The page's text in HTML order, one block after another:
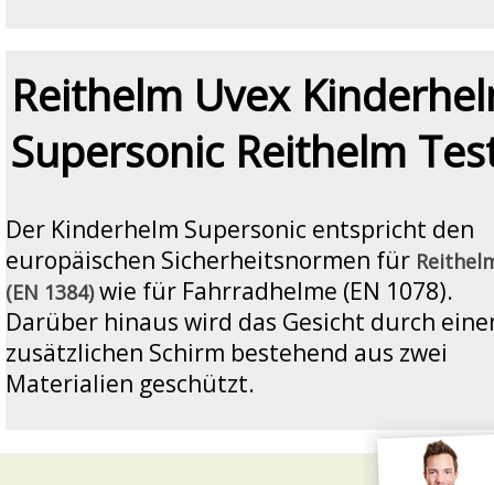
Reithelm Uvex
Supersonic Reithelm
Der Kinderhelm Supersonic entspricht den
europäischen Sicherheitsnormen für
(EN 1384)wie für Fahrradhelme (EN 1078).
Darüber hinaus wird das Gesicht durch
zusätzlichen Schirm bestehend aus zwei
Materialien geschützt.